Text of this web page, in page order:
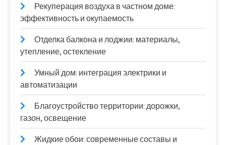
Рекуперация воздуха в частном доме:
эффективность и окупаемость
Отделка балкона и лоджии: материалы,
утепление, остекление
Умный дом: интеграция электрики и
автоматизации
Благоустройство территории: дорожки,
газон, освещение
Жидкие обои: современные составы и